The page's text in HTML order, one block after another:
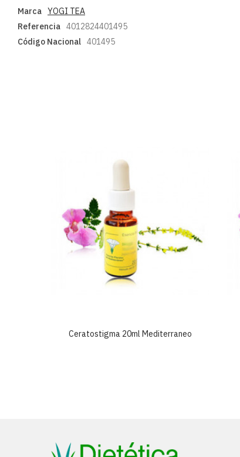
Marca YOGI TEA
Referencia 4012824401495
Código Nacional 401495
Ceratostigma 20ml Mediterraneo